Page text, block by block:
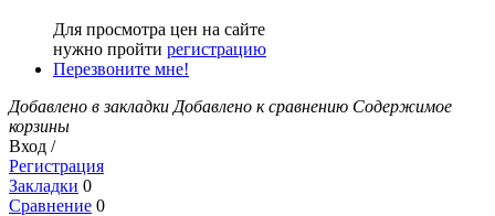
Для просмотра цен на сайте
нужно пройти регистрацию
Перезвоните мне!
Добавлено в закладки Добавлено к сравнению Содержимое
корзины
Вход /
Регистрация
Закладки 0
Сравнение 0